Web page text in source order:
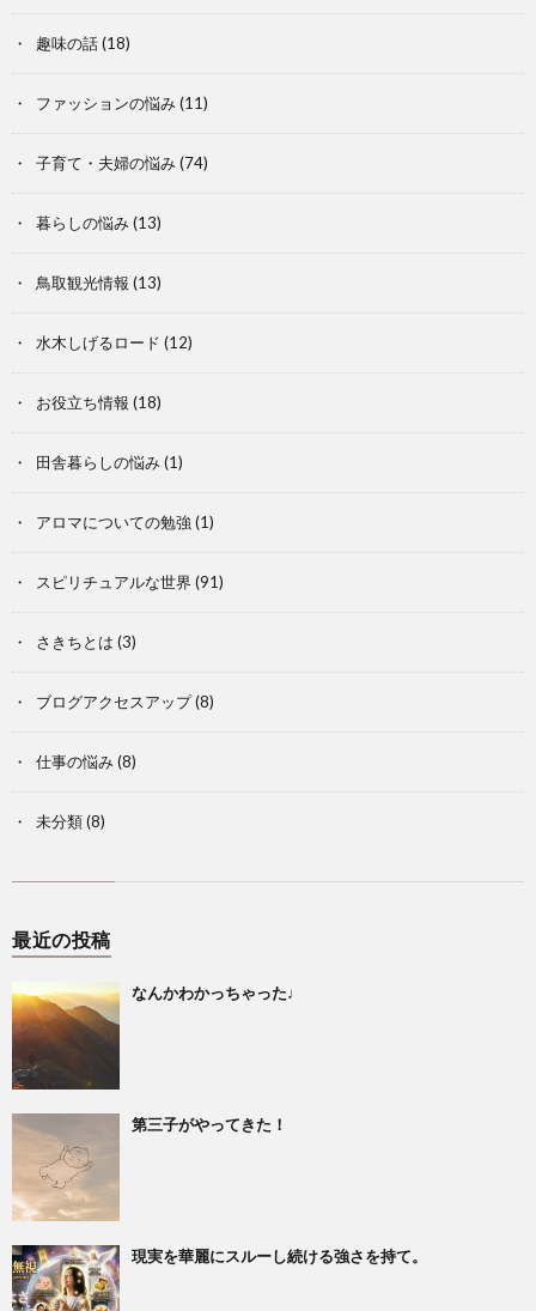
趣味の話(18)
ファッションの悩み(11)
子育て・夫婦の悩み(74)
暮らしの悩み(13)
鳥取観光情報 (13)
水木しげるロード (12)
お役立ち情報 (18)
田舎暮らしの悩み(1)
アロマについての勉強 (1)
スピリチュアルな世界 (91)
さきちとは (3)
ブログアクセスアップ(8)
仕事の悩み(8)
未分類(8)
最近の投稿
なんかわかっちゃった♩
第三子がやってきた！
現実を華麗にスルーし続ける強さを持て。